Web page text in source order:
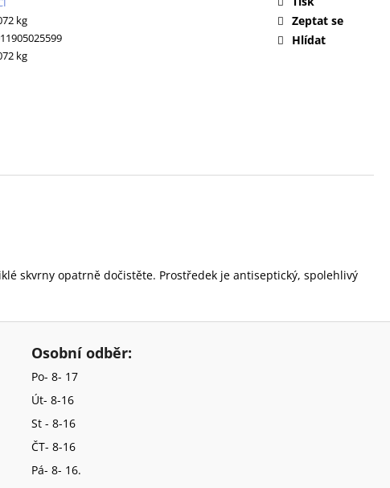
kg
kg
Zeptat se
Hlídat
skvrny opatrně dočistěte. Prostředek je antiseptický, spolehlivý
Osobní odběr:
Po- 8- 17
Út- 8-16
St - 8-16
ČT- 8-16
Pá- 8- 16.